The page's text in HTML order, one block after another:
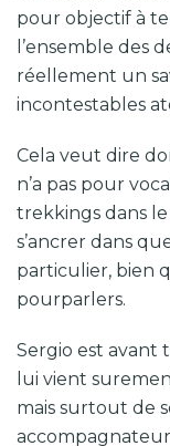
pour objectif à
l’ensemble des
réellement un
incontestables
Cela veut dire
n’a pas pour
trekkings dans
s’ancrer dans
particulier, bien
pourparlers.
Sergio est avant
lui vient
mais surtout de